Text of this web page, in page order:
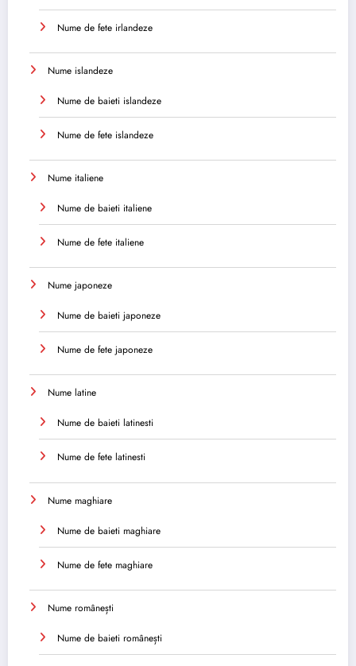
Nume de fete irlandeze
Nume islandeze
Nume de baieti islandeze
Nume de fete islandeze
Nume italiene
Nume de baieti italiene
Nume de fete italiene
Nume japoneze
Nume de baieti japoneze
Nume de fete japoneze
Nume latine
Nume de baieti latinesti
Nume de fete latinesti
Nume maghiare
Nume de baieti maghiare
Nume de fete maghiare
Nume românești
Nume de baieti românești